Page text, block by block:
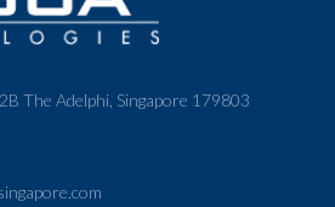
The Adelphi, Singapore 179803